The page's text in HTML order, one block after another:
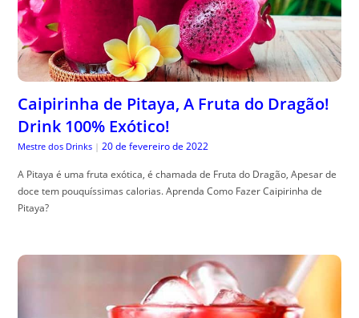
Caipirinha de Pitaya, A Fruta do Dragão!
Drink 100% Exótico!
Mestre dos Drinks | 20 de fevereiro de 2022
A Pitaya é uma fruta exótica, é chamada de Fruta do Dragão, Apesar de
doce tem pouquíssimas calorias. Aprenda Como Fazer Caipirinha de
Pitaya?